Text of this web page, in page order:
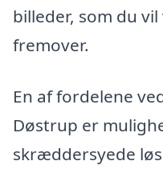
billeder, som du
fremover.
En af fordelene
Døstrup er
skræddersyede